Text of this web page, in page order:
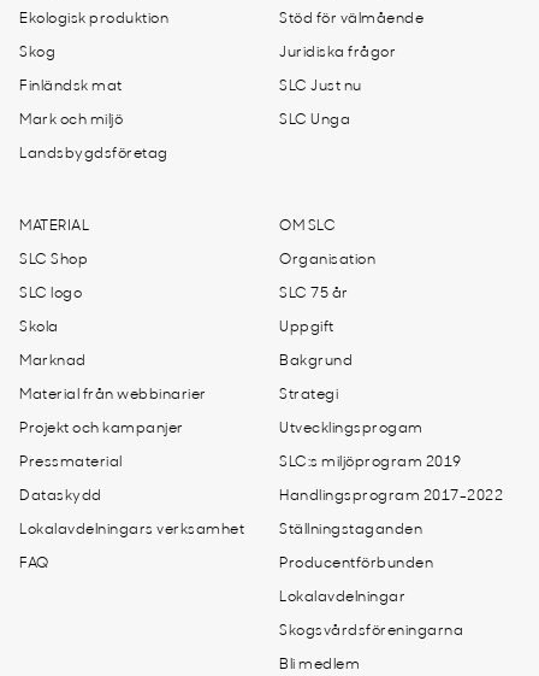
Ekologisk produktion
Skog
Finländsk mat
Mark och miljö
Landsbygdsföretag
Stöd för välmående
Juridiska frågor
SLC Just nu
SLC Unga
MATERIAL
SLC Shop
SLC logo
Skola
Marknad
Material från webbinarier
Projekt och kampanjer
Pressmaterial
Dataskydd
Lokalavdelningars verksamhet
FAQ
OM SLC
Organisation
SLC 75 år
Uppgift
Bakgrund
Strategi
Utvecklingsprogam
SLC:s miljöprogram 2019
Handlingsprogram 2017-2022
Ställningstaganden
Producentförbunden
Lokalavdelningar
Skogsvårdsföreningarna
Bli medlem